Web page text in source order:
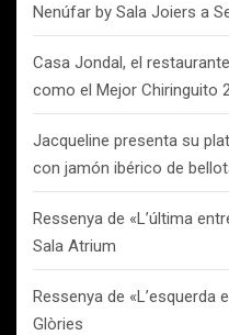
Nenúfar by Sala Joiers a
Casa Jondal, el
como el Mejor Chiringuito
Jacqueline presenta su
con jamón ibérico de
Ressenya de «L’última
Sala Atrium
Ressenya de «L’esquerda
Glòries